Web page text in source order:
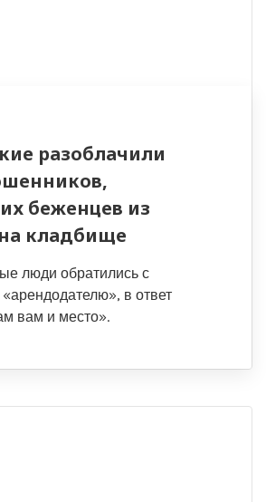
разоблачили
беженцев из
кладбище
люди обратились с
в ответ
вам и место».